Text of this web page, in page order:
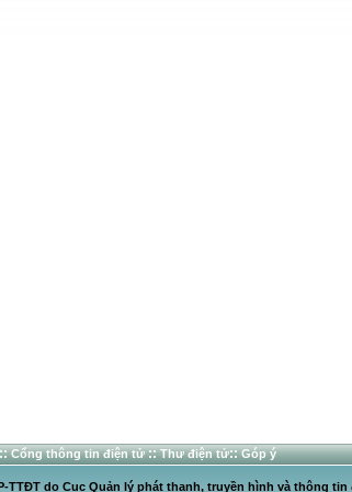
Cổng thông tin điện tử:: Thư điện tử:: Góp ý
do Cục Quản lý phát thanh, truyền hình và thông tin